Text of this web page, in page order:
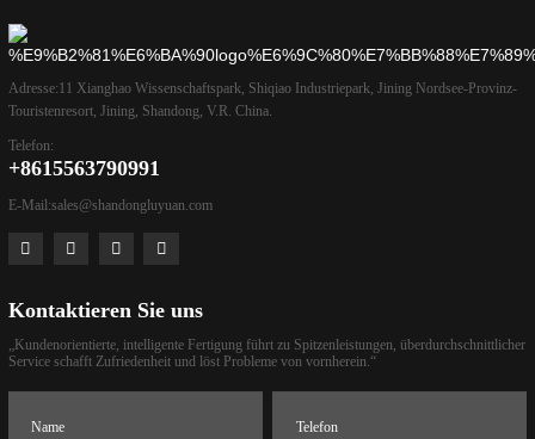
Adresse:11 Xianghao Wissenschaftspark, Shiqiao Industriepark, Jining Nordsee-Provinz-
Touristenresort, Jining, Shandong, V.R. China.
Telefon:
+8615563790991
E-Mail:sales@shandongluyuan.com
Kontaktieren Sie uns
„Kundenorientierte, intelligente Fertigung führt zu Spitzenleistungen, überdurchschnittlicher
Service schafft Zufriedenheit und löst Probleme von vornherein.“